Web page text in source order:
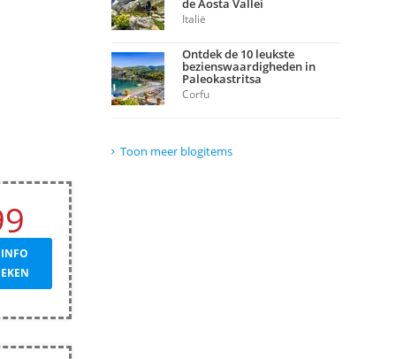
de Aosta Vallei
Italië
Ontdek de 10 leukste
bezienswaardigheden in
Paleokastritsa
Corfu
Toon meer blogitems